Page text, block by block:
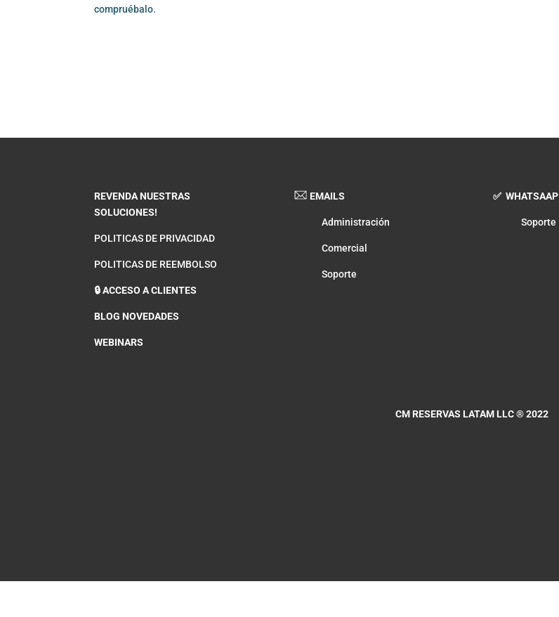
compruébalo.
REVENDA NUESTRAS
SOLUCIONES!
POLITICAS DE PRIVACIDAD
POLITICAS DE REEMBOLSO
🔒 ACCESO A CLIENTES
BLOG NOVEDADES
WEBINARS
EMAILS
Administración
Comercial
Soporte
✅ WHATSAAP
Soporte
CM RESERVAS LATAM LLC® 2022